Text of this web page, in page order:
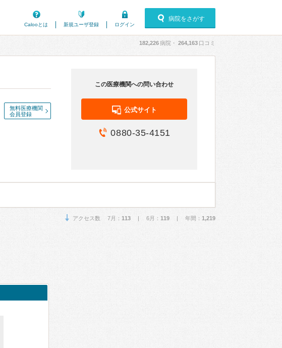
Calooとは
新規ユーザ登録 ログイン
病院をさがす
182,226病院・ 264,163 口コミ
無料医療機関
会員登録
この医療機関への問い合わせ
公式サイト
0880-35-4151
アクセス数 7月： 113 | 6月： 119 | 年間： 1,219